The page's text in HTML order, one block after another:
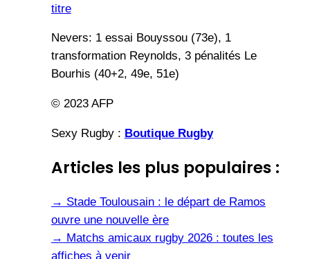
titre
Nevers: 1 essai Bouyssou (73e), 1
transformation Reynolds, 3 pénalités Le
Bourhis (40+2, 49e, 51e)
© 2023 AFP
Sexy Rugby : Boutique Rugby
Articles les plus populaires :
→ Stade Toulousain : le départ de Ramos
ouvre une nouvelle ère
→ Matchs amicaux rugby 2026 : toutes les
affiches à venir